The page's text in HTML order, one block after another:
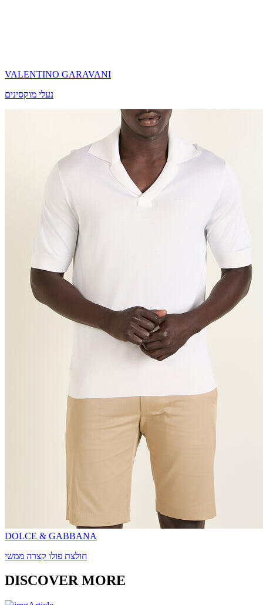
VALENTINO GARAVANI
נעלי מוקסינים
DOLCE & GABBANA
חולצת פולו קצרה ממשי
DISCOVER MORE